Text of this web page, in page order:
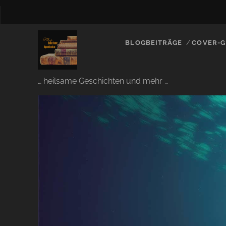
… heilsame Geschichten und mehr …
BLOGBEITRÄGE COVER-